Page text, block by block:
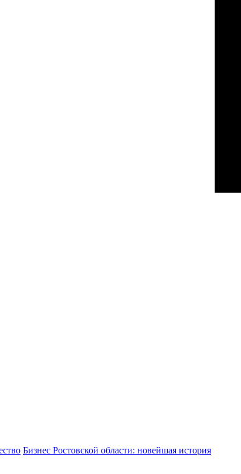
Бизнес Ростовской области: новейшая история